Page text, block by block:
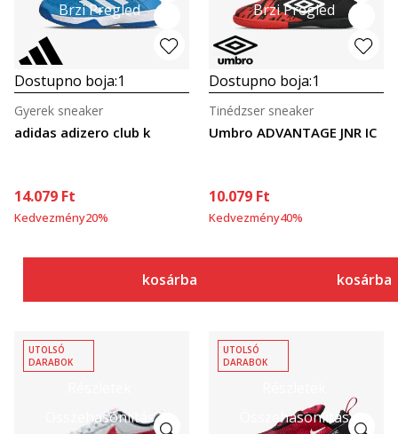
Brzi Pregled
Dostupno boja:1
adidas adizero club k
Gyerek sneaker
14.079 Ft
Kedvezmény20%
kosárba
Brzi Pregled
Dostupno boja:1
Umbro ADVANTAGE JNR IC
Tinédzser sneaker
10.079 Ft
Kedvezmény40%
kosárba
Összehasonlítás
UTOLSÓ
DARABOK
Összehasonlítás
UTOLSÓ
DARABOK